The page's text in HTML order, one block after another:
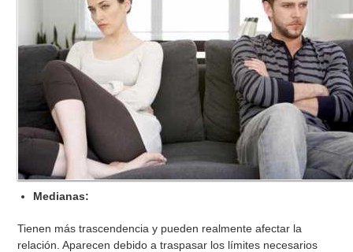
Medianas:
Tienen más trascendencia y pueden realmente afectar la
relación. Aparecen debido a traspasar los límites necesarios